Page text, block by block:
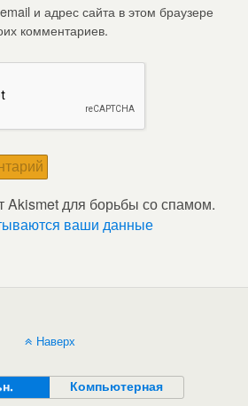
и адрес сайта в этом браузере
комментариев.
Akismet для борьбы со спамом.
ваши данные
Наверх
Компьютерная